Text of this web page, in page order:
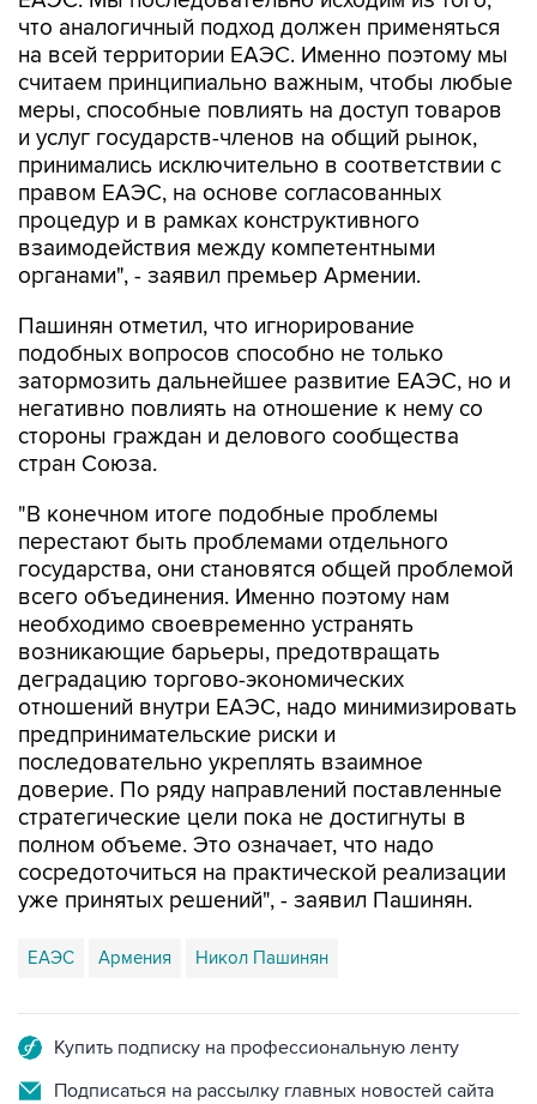
что аналогичный подход должен применяться
на всей территории ЕАЭС. Именно поэтому мы
считаем принципиально важным, чтобы любые
меры, способные повлиять на доступ товаров
и услуг государств-членов на общий рынок,
принимались исключительно в соответствии с
правом ЕАЭС, на основе согласованных
процедур и в рамках конструктивного
взаимодействия между компетентными
органами", - заявил премьер Армении.
Пашинян отметил, что игнорирование
подобных вопросов способно не только
затормозить дальнейшее развитие ЕАЭС, но и
негативно повлиять на отношение к нему со
стороны граждан и делового сообщества
стран Союза.
"В конечном итоге подобные проблемы
перестают быть проблемами отдельного
государства, они становятся общей проблемой
всего объединения. Именно поэтому нам
необходимо своевременно устранять
возникающие барьеры, предотвращать
деградацию торгово-экономических
отношений внутри ЕАЭС, надо минимизировать
предпринимательские риски и
последовательно укреплять взаимное
доверие. По ряду направлений поставленные
стратегические цели пока не достигнуты в
полном объеме. Это означает, что надо
сосредоточиться на практической реализации
уже принятых решений", - заявил Пашинян.
ЕАЭС Армения Никол Пашинян
Купить подписку на профессиональную ленту
Подписаться на рассылку главных новостей сайта